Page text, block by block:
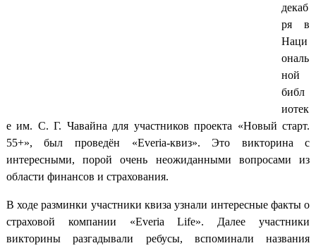
декаб
ря в
Наци
ональ
ной
библ
иотек
е им. С. Г. Чавайна для участников проекта «Новый старт.
55+», был проведён «Everia-квиз». Это викторина с
интересными, порой очень неожиданными вопросами из
области финансов и страхования.
В ходе разминки участники квиза узнали интересные факты о
страховой компании «Everia Life». Далее участники
викторины разгадывали ребусы, вспоминали названия